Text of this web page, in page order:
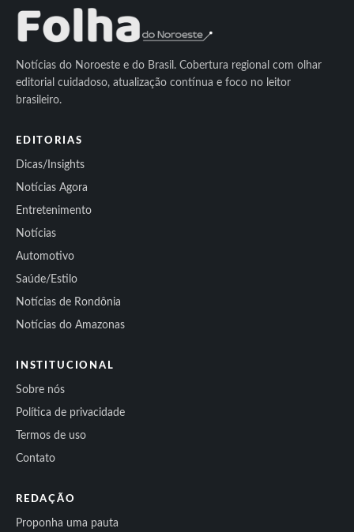
Notícias do Noroeste e do Brasil. Cobertura regional com olhar
editorial cuidadoso, atualização contínua e foco no leitor
brasileiro.
EDITORIAS
Dicas/Insights
Notícias Agora
Entretenimento
Notícias
Automotivo
Saúde/Estilo
Notícias de Rondônia
Notícias do Amazonas
INSTITUCIONAL
Sobre nós
Política de privacidade
Termos de uso
Contato
REDAÇÃO
Proponha uma pauta